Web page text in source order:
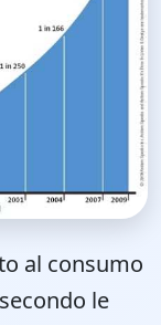
al consumo
le